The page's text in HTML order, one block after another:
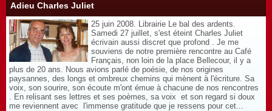
Adieu Charles Juliet
25 juin 2008. Librairie Le bal des ardents.
Samedi 27 juillet, s'est éteint Charles Juliet
écrivain aussi discret que profond . Je me
souviens de notre première rencontre au Café
Français, non loin de la place Bellecour, il y a
plus de 20 ans. Nous avions parlé de poésie, de nos origines
paysannes, des longs et ombreux chemins qui mènent à l'écriture. Sa
voix, son sourire, son écoute m'ont émue à chacune de nos rencontres
. En relisant ses lettres et ses poèmes, sa voix et son regard si doux
me reviennent avec l'immense gratitude que je ressens pour cet...